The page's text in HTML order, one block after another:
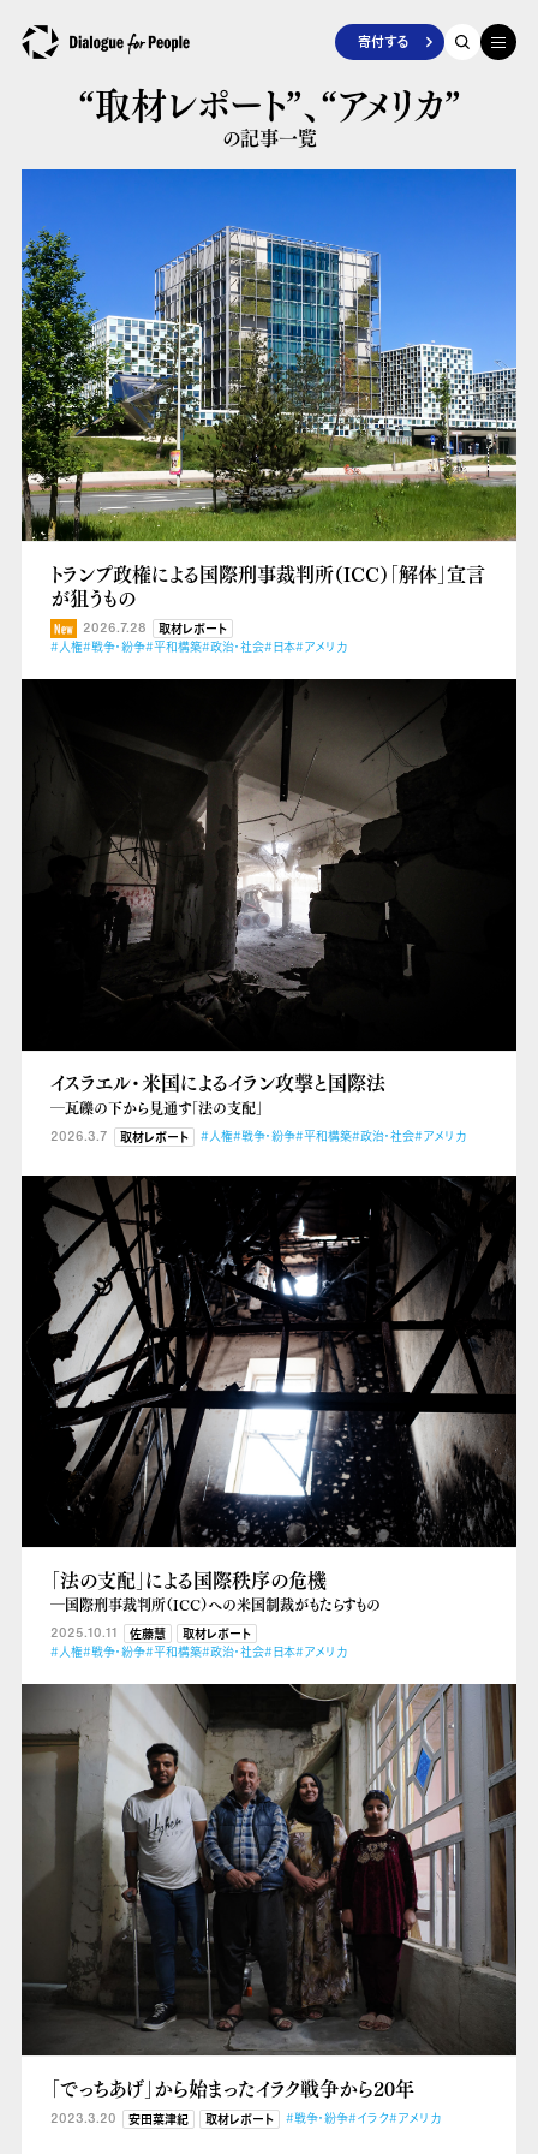
寄付する
“取材レポート”、“アメリカ”
の記事一覧
トランプ政権による国際刑事裁判所（ICC）「解体」宣言
が狙うもの
2026.7.28
取材レポート
#人権#戦争・紛争#平和構築#政治・社会#日本#アメリカ
イスラエル・米国によるイラン攻撃と国際法
―瓦礫の下から見通す「法の支配」
2026.3.7 取材レポート #人権#戦争・紛争#平和構築#政治・社会#アメリカ
「法の支配」による国際秩序の危機
―国際刑事裁判所（ICC）への米国制裁がもたらすもの
2025.10.11 佐藤慧
取材レポート
#人権#戦争・紛争#平和構築#政治・社会#日本#アメリカ
「でっちあげ」から始まったイラク戦争から20年
2023.3.20 安田菜津紀 取材レポート #戦争・紛争#イラク#アメリカ